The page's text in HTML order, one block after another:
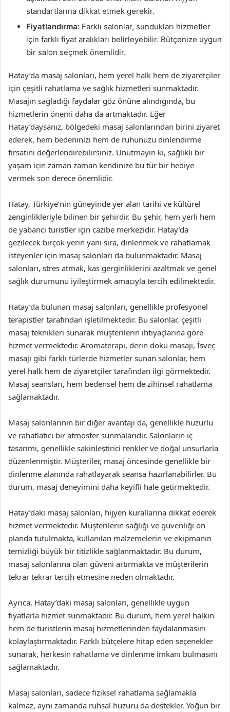
standartlarına dikkat etmek gerekir.
Fiyatlandırma: Farklı salonlar, sundukları hizmetler
için farklı fiyat aralıkları belirleyebilir. Bütçenize uygun
bir salon seçmek önemlidir.
Hatay’da masaj salonları, hem yerel halk hem de ziyaretçiler
için çeşitli rahatlama ve sağlık hizmetleri sunmaktadır.
Masajın sağladığı faydalar göz önüne alındığında, bu
hizmetlerin önemi daha da artmaktadır. Eğer
Hatay’daysanız, bölgedeki masaj salonlarından birini ziyaret
ederek, hem bedeninizi hem de ruhunuzu dinlendirme
fırsatını değerlendirebilirsiniz. Unutmayın ki, sağlıklı bir
yaşam için zaman zaman kendinize bu tür bir hediye
vermek son derece önemlidir.
Hatay, Türkiye’nin güneyinde yer alan tarihi ve kültürel
zenginlikleriyle bilinen bir şehirdir. Bu şehir, hem yerli hem
de yabancı turistler için cazibe merkezidir. Hatay’da
gezilecek birçok yerin yanı sıra, dinlenmek ve rahatlamak
isteyenler için masaj salonları da bulunmaktadır. Masaj
salonları, stres atmak, kas gerginliklerini azaltmak ve genel
sağlık durumunu iyileştirmek amacıyla tercih edilmektedir.
Hatay’da bulunan masaj salonları, genellikle profesyonel
terapistler tarafından işletilmektedir. Bu salonlar, çeşitli
masaj teknikleri sunarak müşterilerin ihtiyaçlarına göre
hizmet vermektedir. Aromaterapi, derin doku masajı, İsveç
masajı gibi farklı türlerde hizmetler sunan salonlar, hem
yerel halk hem de ziyaretçiler tarafından ilgi görmektedir.
Masaj seansları, hem bedensel hem de zihinsel rahatlama
sağlamaktadır.
Masaj salonlarının bir diğer avantajı da, genellikle huzurlu
ve rahatlatıcı bir atmosfer sunmalarıdır. Salonların iç
tasarımı, genellikle sakinleştirici renkler ve doğal unsurlarla
düzenlenmiştir. Müşteriler, masaj öncesinde genellikle bir
dinlenme alanında rahatlayarak seansa hazırlanabilirler. Bu
durum, masaj deneyimini daha keyifli hale getirmektedir.
Hatay’daki masaj salonları, hijyen kurallarına dikkat ederek
hizmet vermektedir. Müşterilerin sağlığı ve güvenliği ön
planda tutulmakta, kullanılan malzemelerin ve ekipmanın
temizliği büyük bir titizlikle sağlanmaktadır. Bu durum,
masaj salonlarına olan güveni artırmakta ve müşterilerin
tekrar tekrar tercih etmesine neden olmaktadır.
Ayrıca, Hatay’daki masaj salonları, genellikle uygun
fiyatlarla hizmet sunmaktadır. Bu durum, hem yerel halkın
hem de turistlerin masaj hizmetlerinden faydalanmasını
kolaylaştırmaktadır. Farklı bütçelere hitap eden seçenekler
sunarak, herkesin rahatlama ve dinlenme imkanı bulmasını
sağlamaktadır.
Masaj salonları, sadece fiziksel rahatlama sağlamakla
kalmaz, aynı zamanda ruhsal huzuru da destekler. Yoğun bir